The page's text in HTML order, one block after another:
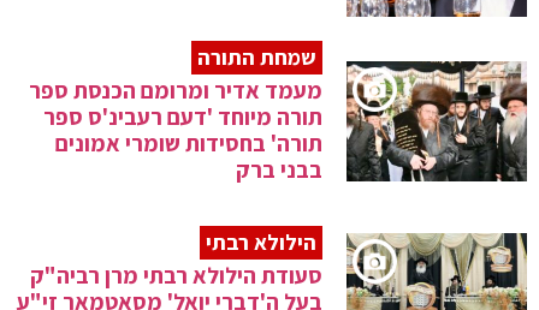
שמחת התורה
מעמד אדיר ומרומם הכנסת ספר
תורה מיוחד 'דעם רעבינ'ס ספר
תורה' בחסידות שומרי אמונים
בבני ברק
הילולא רבתי
סעודת הילולא רבתי מרן רביה"ק
בעל ה'דברי יואל' מסאטמאר זי"ע